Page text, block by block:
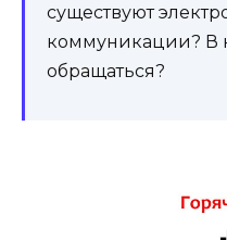
существуют
коммуникации? В
обращаться?